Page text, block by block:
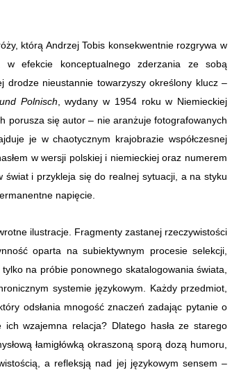
którą Andrzej Tobis konsekwentnie rozgrywa w
efekcie konceptualnego zderzania ze sobą
drodze nieustannie towarzyszy określony klucz –
Polnisch ,wydany w 1954 roku w Niemieckiej
porusza się autor – nie aranżuje fotografowanych
je w chaotycznym krajobrazie współczesnej
w wersji polskiej i niemieckiej oraz numerem
świat i przykleja się do realnej sytuacji, a na styku
napięcie.
ilustracje. Fragmenty zastanej rzeczywistości
oparta na subiektywnym procesie selekcji,
na próbie ponownego skatalogowania świata,
systemie językowym. Każdy przedmiot,
odsłania mnogość znaczeń zadając pytanie o
wzajemna relacja? Dlatego hasła ze starego
łamigłówką okraszoną sporą dozą humoru,
a refleksją nad jej językowym sensem –